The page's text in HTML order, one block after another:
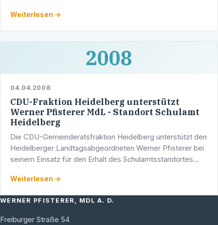
Erfolgsmodell. Bei …
Weiterlesen →
2008
04.04.2008
CDU-Fraktion Heidelberg unterstützt
Werner Pfisterer MdL - Standort Schulamt
Heidelberg
Die CDU-Gemeinderatsfraktion Heidelberg unterstützt den
Heidelberger Landtagsabgeordneten Werner Pfisterer bei
seinem Einsatz für den Erhalt des Schulamtsstandortes
Weiterlesen →
WERNER PFISTERER, MDL A. D.
Freiburger Straße 54